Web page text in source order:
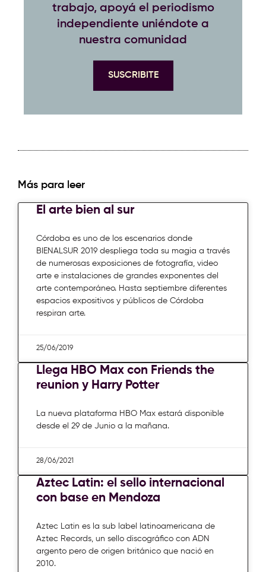
trabajo, apoyá el periodismo
independiente uniéndote a
nuestra comunidad
SUSCRIBITE
Más para leer
El arte bien al sur
Córdoba es uno de los escenarios donde
BIENALSUR 2019 despliega toda su magia a través
de numerosas exposiciones de fotografía, video
arte e instalaciones de grandes exponentes del
arte contemporáneo. Hasta septiembre diferentes
espacios expositivos y públicos de Córdoba
respiran arte.
25/06/2019
Llega HBO Max con Friends the
reunion y Harry Potter
La nueva plataforma HBO Max estará disponible
desde el 29 de Junio a la mañana.
28/06/2021
Aztec Latin: el sello internacional
con base en Mendoza
Aztec Latin es la sub label latinoamericana de
Aztec Records, un sello discográfico con ADN
argento pero de origen británico que nació en
2010.